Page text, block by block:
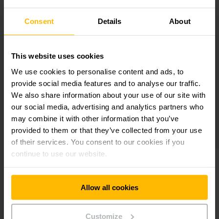
Consent Details About
This website uses cookies
We use cookies to personalise content and ads, to
provide social media features and to analyse our traffic.
We also share information about your use of our site with
our social media, advertising and analytics partners who
may combine it with other information that you’ve
provided to them or that they’ve collected from your use
of their services. You consent to our cookies if you
continue to use our website.
Allow all cookies
Customize
Nuestra última generación de transelevador para piezas
pequeñas convence por su construcción avanzada e
energía y el nuevo diseño modular de la columna permite una
innovador de carriles de traslación con el grupo de tracción
Omega integrado en la base de la columna ofrece las
medidas de aproximación más reducidas de su clase y, por
ende, un aprovechamiento del espacio óptimo.